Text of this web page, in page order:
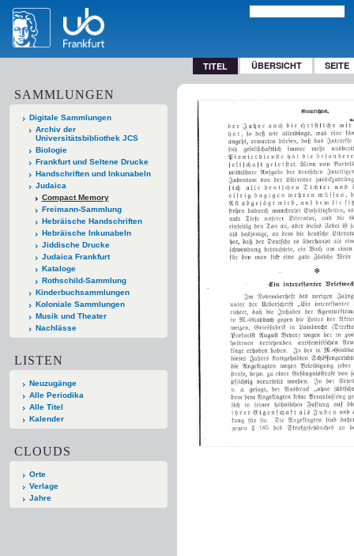
TITEL ÜBERSICHT SEITE
SAMMLUNGEN
Digitale Sammlungen
Archiv der
Universitätsbibliothek JCS
Biologie
Frankfurt und Seltene Drucke
Handschriften und Inkunabeln
Judaica
Compact Memory
Freimann-Sammlung
Hebräische Handschriften
Hebräische Inkunabeln
Jiddische Drucke
Judaica Frankfurt
Kataloge
Rothschild-Sammlung
Kinderbuchsammlungen
Koloniale Sammlungen
Musik und Theater
Nachlässe
LISTEN
Neuzugänge
Alle Periodika
Alle Titel
Kalender
CLOUDS
Orte
Verlage
Jahre